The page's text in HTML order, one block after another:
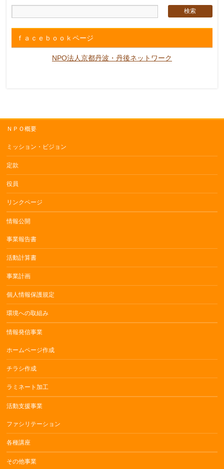
ｆａｃｅｂｏｏｋページ
NPO法人京都丹波・丹後ネットワーク
ＮＰＯ概要
ミッション・ビジョン
定款
役員
リンクページ
情報公開
事業報告書
活動計算書
事業計画
個人情報保護規定
環境への取組み
情報発信事業
ホームページ作成
チラシ作成
ラミネート加工
活動支援事業
ファシリテーション
各種講座
その他事業